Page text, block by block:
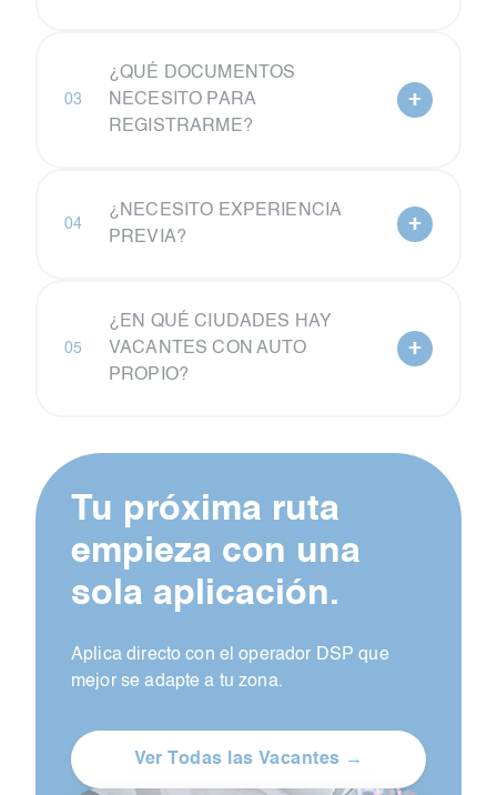
03
¿QUÉ DOCUMENTOS
NECESITO PARA
REGISTRARME?
+
04
¿NECESITO EXPERIENCIA
PREVIA?
+
05
¿EN QUÉ CIUDADES HAY
VACANTES CON AUTO
PROPIO?
+
Tu próxima ruta
empieza con una
sola aplicación.
Aplica directo con el operador DSP que
mejor se adapte a tu zona.
Ver Todas las Vacantes →